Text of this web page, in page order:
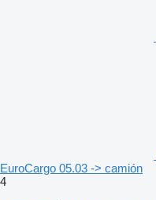
EuroCargo 05.03 -> camión
4